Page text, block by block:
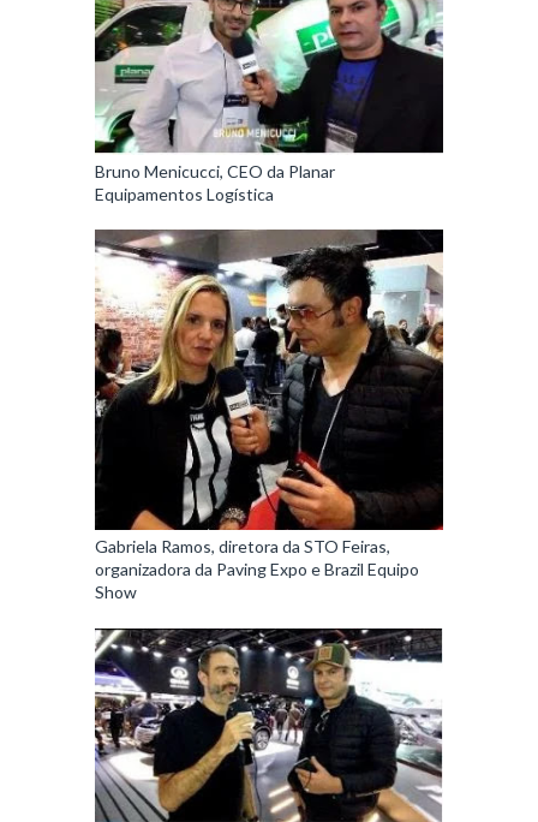
Bruno Menicucci, CEO da Planar
Equipamentos Logística
Gabriela Ramos, diretora da STO Feiras,
organizadora da Paving Expo e Brazil Equipo
Show